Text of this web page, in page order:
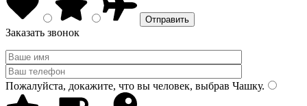
Заказать звонок
Пожалуйста, докажите, что вы человек, выбрав Чашку.